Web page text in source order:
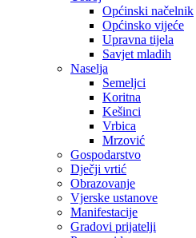
Općinski načelnik
Općinsko vijeće
Upravna tijela
Savjet mladih
Naselja
Semeljci
Koritna
Kešinci
Vrbica
Mrzović
Gospodarstvo
Dječji vrtić
Obrazovanje
Vjerske ustanove
Manifestacije
Gradovi prijatelji